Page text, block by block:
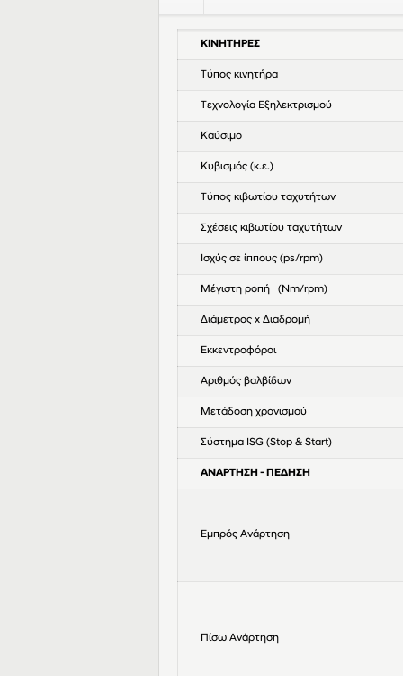
ΚΙΝΗΤΗΡΕΣ
Τύπος κινητήρα
Τεχνολογία Εξηλεκτρισμού
Καύσιμο
Κυβισμός (κ.ε.)
Τύπος κιβωτίου ταχυτήτων
Σχέσεις κιβωτίου ταχυτήτων
Ισχύς σε ίππους (ps/rpm)
Μέγιστη ροπή (Nm/rpm)
Διάμετρος x Διαδρομή
Εκκεντροφόροι
Αριθμός βαλβίδων
Μετάδοση χρονισμού
Σύστημα ISG (Stop & Start)
ΑΝΑΡΤΗΣΗ - ΠΕΔΗΣΗ
Εμπρός Ανάρτηση
Πίσω Ανάρτηση